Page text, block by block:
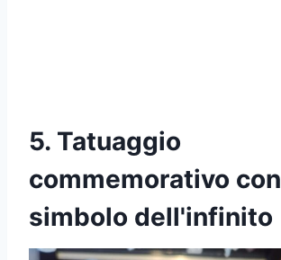
5. Tatuaggio
commemorativo con
simbolo dell'infinito